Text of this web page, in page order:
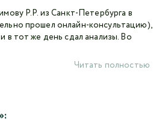
Р.Р. из Санкт-Петербурга в
прошел онлайн-консультацию),
в тот же день сдал анализы. Во
Читать полностью